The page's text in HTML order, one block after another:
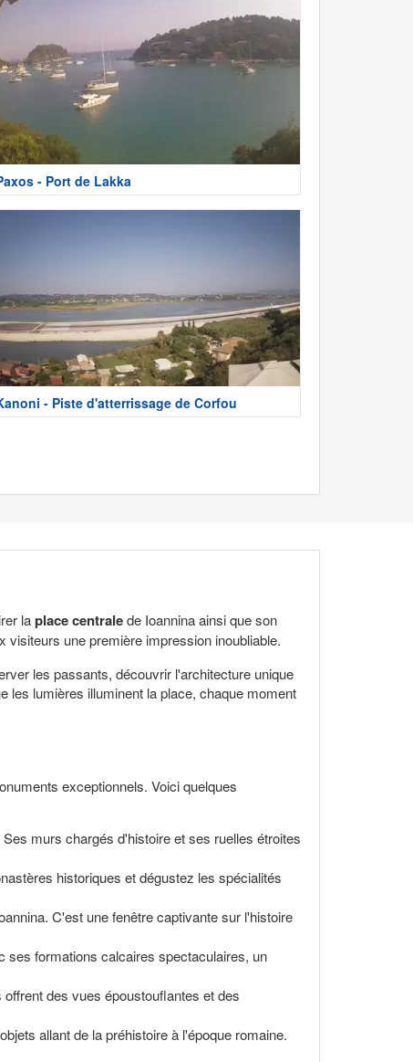
- Port de Lakka
- Piste d'atterrissage de Corfou
laplace centralede Ioannina ainsi que son
visiteurs une première impression inoubliable.
les passants, découvrir l'architecture unique
les lumières illuminent la place, chaque moment
exceptionnels. Voici quelques
murs chargés d'histoire et ses ruelles étroites
historiques et dégustez les spécialités
C'est une fenêtre captivante sur l'histoire
ses formations calcaires spectaculaires, un
des vues époustouflantes et des
allant de la préhistoire à l'époque romaine.